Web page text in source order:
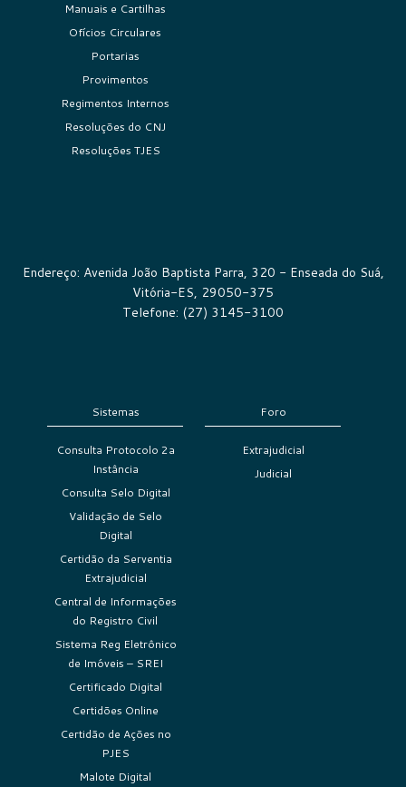
Manuais e Cartilhas
Ofícios Circulares
Portarias
Provimentos
Regimentos Internos
Resoluções do CNJ
Resoluções TJES
Endereço: Avenida João Baptista Parra, 320 - Enseada do Suá,
Vitória-ES, 29050-375
Telefone: (27) 3145-3100
Sistemas
Consulta Protocolo 2a
Instância
Consulta Selo Digital
Validação de Selo
Digital
Certidão da Serventia
Extrajudicial
Central de Informações
do Registro Civil
Sistema Reg Eletrônico
de Imóveis – SREI
Certificado Digital
Certidões Online
Certidão de Ações no
PJES
Malote Digital
Foro
Extrajudicial
Judicial